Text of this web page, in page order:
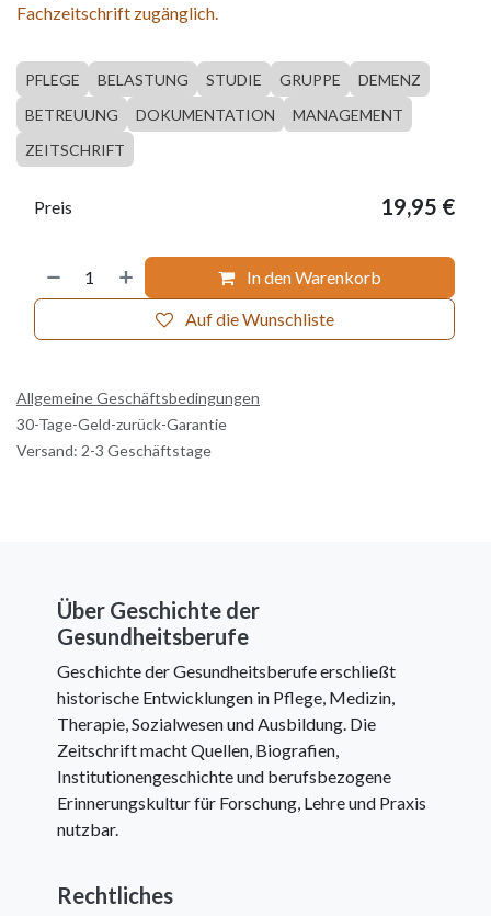
Fachzeitschrift zugänglich.
PFLEGE BELASTUNG STUDIE GRUPPE
DEMENZ
BETREUUNG
DOKUMENTATION
MANAGEMENT
ZEITSCHRIFT
In den Warenkorb
Auf die Wunschliste
Preis 19,95 €
Allgemeine Geschäftsbedingungen
30-Tage-Geld-zurück-Garantie
Versand: 2-3 Geschäftstage
Über Geschichte der
Gesundheitsberufe
Geschichte der Gesundheitsberufe erschließt
historische Entwicklungen in Pflege, Medizin,
Therapie, Sozialwesen und Ausbildung. Die
Zeitschrift macht Quellen, Biografien,
Institutionengeschichte und berufsbezogene
Erinnerungskultur für Forschung, Lehre und Praxis
nutzbar.
Rechtliches